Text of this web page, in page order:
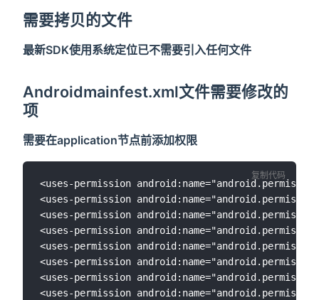
需要拷贝的文件
最新SDK使用系统定位已不需要引入任何文件
Androidmainfest.xml文件需要修改的
项
需要在application节点前添加权限
<uses-permission
<uses-permission
<uses-permission
<uses-permission
<uses-permission
<uses-permission
<uses-permission
<uses-permission
复制代码